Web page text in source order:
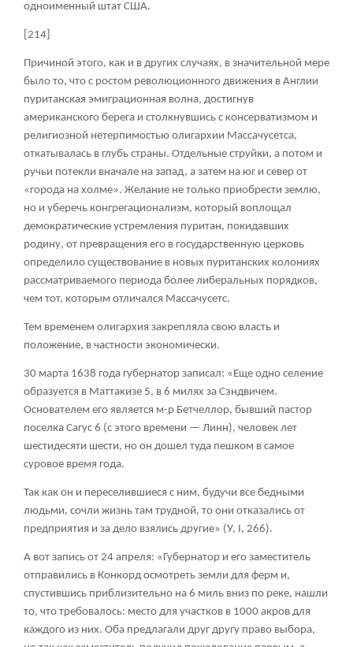
одноименный штат США.
[214]
Причиной этого, как и в других случаях, в значительной мере
было то, что с ростом революционного движения в Англии
пуританская эмиграционная волна, достигнув
американского берега и столкнувшись с консерватизмом и
религиозной нетерпимостью олигархии Массачусетса,
откатывалась в глубь страны. Отдельные струйки, а потом и
ручьи потекли вначале на запад, а затем на юг и север от
«города на холме». Желание не только приобрести землю,
но и уберечь конгрегационализм, который воплощал
демократические устремления пуритан, покидавших
родину, от превращения его в государственную церковь
определило существование в новых пуританских колониях
рассматриваемого периода более либеральных порядков,
чем тот, которым отличался Массачусетс.
Тем временем олигархия закрепляла свою власть и
положение, в частности экономически.
30 марта 1638 года губернатор записал: «Еще одно селение
образуется в Маттакизе 5, в 6 милях за Сэндвичем.
Основателем его является м-р Бетчеллор, бывший пастор
поселка Сагус 6 (с этого времени — Линн), человек лет
шестидесяти шести, но он дошел туда пешком в самое
суровое время года.
Так как он и переселившиеся с ним, будучи все бедными
людьми, сочли жизнь там трудной, то они отказались от
предприятия и за дело взялись другие» (У, I, 266).
А вот запись от 24 апреля: «Губернатор и его заместитель
отправились в Конкорд осмотреть земли для ферм и,
спустившись приблизительно на 6 миль вниз по реке, нашли
то, что требовалось: место для участков в 1000 акров для
каждого из них. Оба предлагали друг другу право выбора,